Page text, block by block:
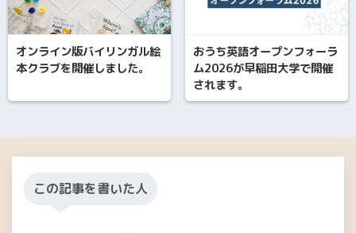
オンライン版バイリンガル絵
本クラブを開催しました。
おうち英語オープンフォーラ
ム2026が早稲田大学で開催
されます。
この記事を書いた人